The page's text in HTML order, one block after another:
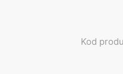
Kod